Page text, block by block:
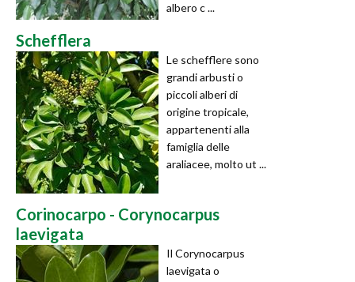
albero c ...
Schefflera
Le schefflere sono
grandi arbusti o
piccoli alberi di
origine tropicale,
appartenenti alla
famiglia delle
araliacee, molto ut ...
Corinocarpo - Corynocarpus
laevigata
Il Corynocarpus
laevigata o